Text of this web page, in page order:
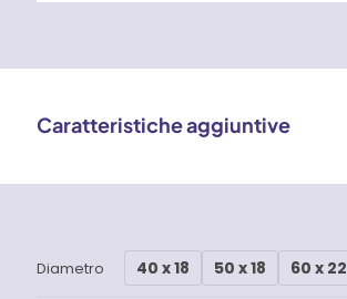
Caratteristiche aggiuntive
Diametro 40 x 18 50 x 18 60 x 22